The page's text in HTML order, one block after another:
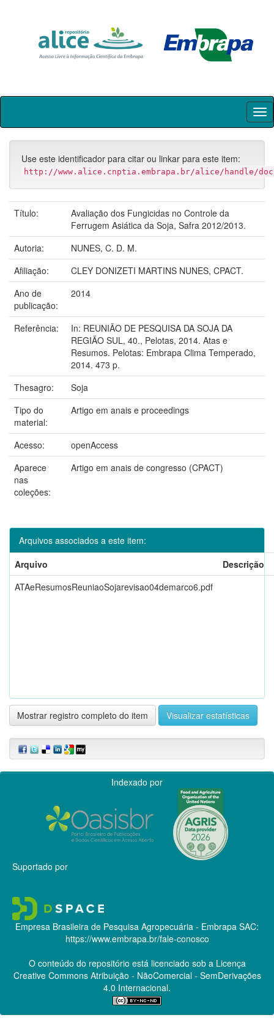
Skip
Use este identificador para citar ou linkar para este item:
http://www.alice.cnptia.embrapa.br/alice/handle/doc/
Título:
Avaliação dos Fungicidas no Controle da
Ferrugem Asiática da Soja, Safra 2012/2013.
Autoria:
NUNES, C. D. M.
Afiliação:
CLEY DONIZETI MARTINS NUNES, CPACT.
Ano de
publicação:
2014
Referência:
In: REUNIÃO DE PESQUISA DA SOJA DA
REGIÃO SUL, 40., Pelotas, 2014. Atas e
Resumos. Pelotas: Embrapa Clima Temperado,
2014. 473 p.
Thesagro:
Soja
Tipo do
material:
Artigo em anais e proceedings
Acesso:
openAccess
Aparece
nas
coleções:
Artigo em anais de congresso (CPACT)
Arquivos associados a este item:
Arquivo
Descrição
ATAeResumosReuniaoSojarevisao04demarco6.pdf
Mostrar registro completo do item Visualizar estatísticas
Indexado por
Suportado por
Empresa Brasileira de Pesquisa Agropecuária - Embrapa SAC:
https://www.embrapa.br/fale-conosco
O conteúdo do repositório está licenciado sob a Licença
Creative CommonsAtribuição - NãoComercial - SemDerivações
4.0 Internacional.